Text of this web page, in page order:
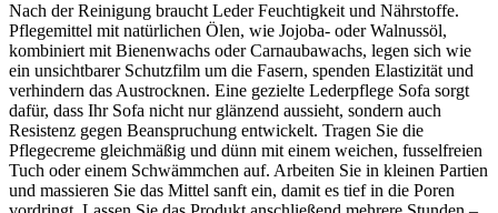
Nach der Reinigung braucht Leder Feuchtigkeit und Nährstoffe.
Pflegemittel mit natürlichen Ölen, wie Jojoba- oder Walnussöl,
kombiniert mit Bienenwachs oder Carnaubawachs, legen sich wie
ein unsichtbarer Schutzfilm um die Fasern, spenden Elastizität und
verhindern das Austrocknen. Eine gezielte Lederpflege Sofa sorgt
dafür, dass Ihr Sofa nicht nur glänzend aussieht, sondern auch
Resistenz gegen Beanspruchung entwickelt. Tragen Sie die
Pflegecreme gleichmäßig und dünn mit einem weichen, fusselfreien
Tuch oder einem Schwämmchen auf. Arbeiten Sie in kleinen Partien
und massieren Sie das Mittel sanft ein, damit es tief in die Poren